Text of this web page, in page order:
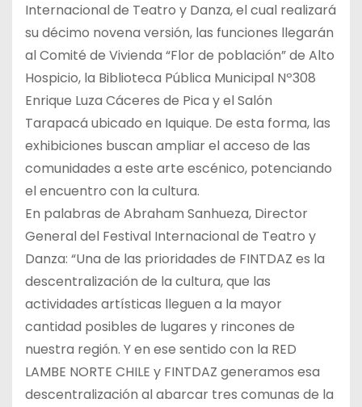
Internacional de Teatro y Danza, el cual realizará
su décimo novena versión, las funciones llegarán
al Comité de Vivienda “Flor de población” de Alto
Hospicio, la Biblioteca Pública Municipal Nº308
Enrique Luza Cáceres de Pica y el Salón
Tarapacá ubicado en Iquique. De esta forma, las
exhibiciones buscan ampliar el acceso de las
comunidades a este arte escénico, potenciando
el encuentro con la cultura.
En palabras de Abraham Sanhueza, Director
General del Festival Internacional de Teatro y
Danza: “Una de las prioridades de FINTDAZ es la
descentralización de la cultura, que las
actividades artísticas lleguen a la mayor
cantidad posibles de lugares y rincones de
nuestra región. Y en ese sentido con la RED
LAMBE NORTE CHILE y FINTDAZ generamos esa
descentralización al abarcar tres comunas de la